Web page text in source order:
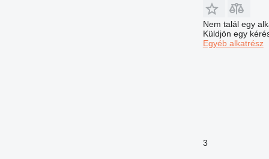
Nem talál egy
Küldjön egy
Egyéb alkatrész
3